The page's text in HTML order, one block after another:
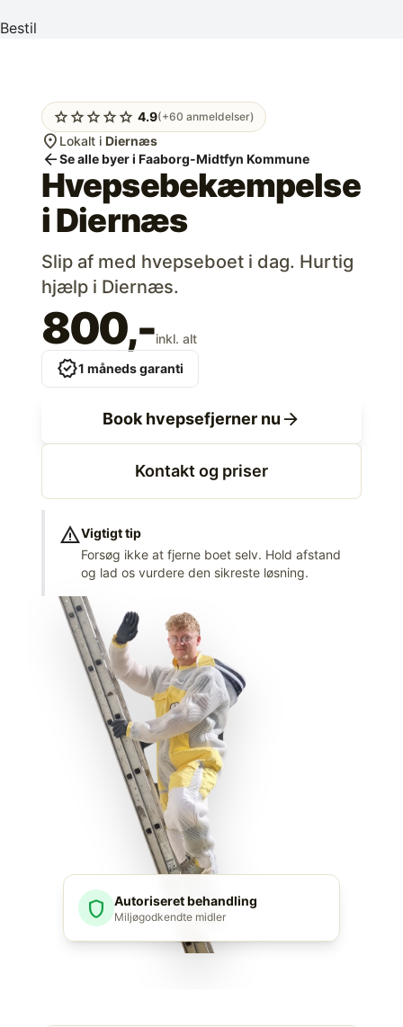
Bestil
starstarstarstarstar 4.9(+60 anmeldelser)
location_on Lokalt i Diernæs
arrow_backSe alle byer i Faaborg-Midtfyn Kommune
Hvepsebekæmpelse
iDiernæs
Slip af med hvepseboet i dag. Hurtig
hjælp i Diernæs.
800,-inkl. alt
verified1 måneds garanti
Book hvepsefjerner nu arrow_forward
Kontakt og priser
warningVigtigt tip
Forsøg ikke at fjerne boet selv. Hold afstand
og lad os vurdere den sikreste løsning.
shield Autoriseret behandling
Miljøgodkendte midler